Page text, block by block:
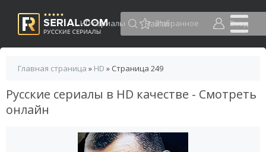
HD сериалы Избранное Вход
Главная страница » HD » Страница 249
Русские сериалы в HD качестве - Смотреть
онлайн